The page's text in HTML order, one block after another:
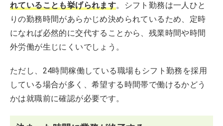
れていることも挙げられます。シフト勤務は一人ひと
りの勤務時間があらかじめ決められているため、定時
になれば必然的に交代することから、残業時間や時間
外労働が生じにくいでしょう。
ただし、24時間稼働している職場もシフト勤務を採用
している場合が多く、希望する時間帯で働けるかどう
かは就職前に確認が必要です。